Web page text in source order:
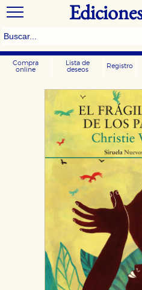
Compra
online
Lista de
deseos
Registro